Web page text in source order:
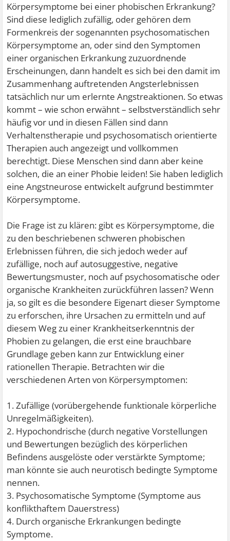
Körpersymptome bei einer phobischen Erkrankung?
Sind diese lediglich zufällig, oder gehören dem
Formenkreis der sogenannten psychosomatischen
Körpersymptome an, oder sind den Symptomen
einer organischen Erkrankung zuzuordnende
Erscheinungen, dann handelt es sich bei den damit im
Zusammenhang auftretenden Angsterlebnissen
tatsächlich nur um erlernte Angstreaktionen. So etwas
kommt – wie schon erwähnt – selbstverständlich sehr
häufig vor und in diesen Fällen sind dann
Verhaltenstherapie und psychosomatisch orientierte
Therapien auch angezeigt und vollkommen
berechtigt. Diese Menschen sind dann aber keine
solchen, die an einer Phobie leiden! Sie haben lediglich
eine Angstneurose entwickelt aufgrund bestimmter
Körpersymptome.
Die Frage ist zu klären: gibt es Körpersymptome, die
zu den beschriebenen schweren phobischen
Erlebnissen führen, die sich jedoch weder auf
zufällige, noch auf autosuggestive, negative
Bewertungsmuster, noch auf psychosomatische oder
organische Krankheiten zurückführen lassen? Wenn
ja, so gilt es die besondere Eigenart dieser Symptome
zu erforschen, ihre Ursachen zu ermitteln und auf
diesem Weg zu einer Krankheitserkenntnis der
Phobien zu gelangen, die erst eine brauchbare
Grundlage geben kann zur Entwicklung einer
rationellen Therapie. Betrachten wir die
verschiedenen Arten von Körpersymptomen:
1. Zufällige (vorübergehende funktionale körperliche
Unregelmäßigkeiten).
2. Hypochondrische (durch negative Vorstellungen
und Bewertungen bezüglich des körperlichen
Befindens ausgelöste oder verstärkte Symptome;
man könnte sie auch neurotisch bedingte Symptome
nennen.
3. Psychosomatische Symptome (Symptome aus
konflikthaftem Dauerstress)
4. Durch organische Erkrankungen bedingte
Symptome.